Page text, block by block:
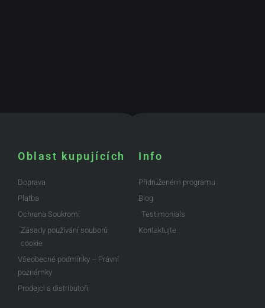
Oblast kupujících
Doprava
Platba
Ochrana Soukromí
Zásady používání souborů
cookie
Všeobecné podmínky – Právní
poznámky
Prodejci a distributoři
Info
Přidruženém programu
Blog
Testimonials
Kontaktujte